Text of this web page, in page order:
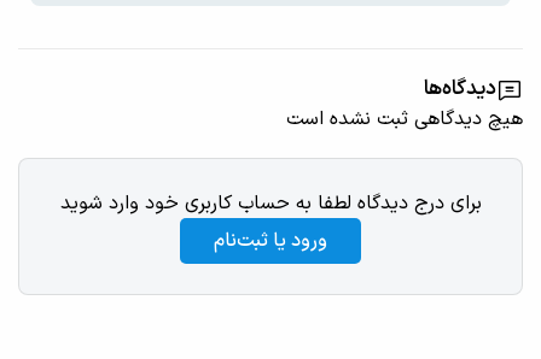
دیدگاه‌ها
هیچ دیدگاهی ثبت نشده است
برای درج دیدگاه لطفا به حساب کاربری خود وارد شوید
ورود یا ثبت‌نام